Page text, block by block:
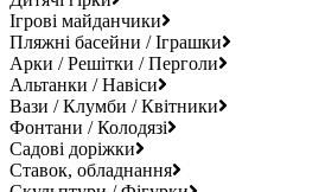
Ігрові майданчики
Пляжні басейни / Іграшки
Арки / Решітки / Перголи
Альтанки / Навіси
Вази / Клумби / Квітники
Фонтани / Колодязі
Садові доріжки
Ставок, обладнання